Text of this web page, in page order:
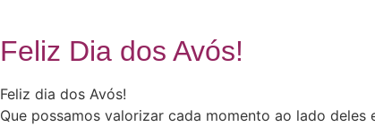
Feliz Dia dos Avós!
Feliz dia dos Avós!
Que possamos valorizar cada momento ao lado